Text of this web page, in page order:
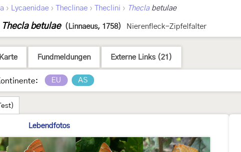
› Lycaenidae › Theclinae › Theclini › Theclabetulae
Thecla betulae (Linnaeus, 1758) Nierenfleck-Zipfelfalter
Karte Fundmeldungen Externe Links (21)
EU AS
Lebendfotos